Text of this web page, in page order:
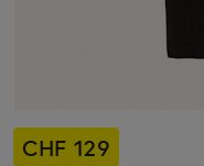
CHF 129